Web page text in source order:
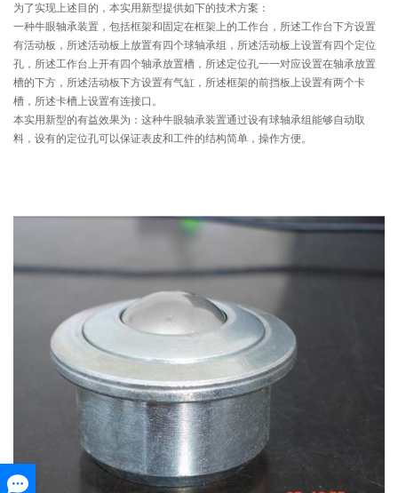
为了实现上述目的，本实用新型提供如下的技术方案：
一种牛眼轴承装置，包括框架和固定在框架上的工作台，所述工作台下方设置
有活动板，所述活动板上放置有四个球轴承组，所述活动板上设置有四个定位
孔，所述工作台上开有四个轴承放置槽，所述定位孔一一对应设置在轴承放置
槽的下方，所述活动板下方设置有气缸，所述框架的前挡板上设置有两个卡
槽，所述卡槽上设置有连接口。
本实用新型的有益效果为：这种牛眼轴承装置通过设有球轴承组能够自动取
料，设有的定位孔可以保证表皮和工件的结构简单，操作方便。